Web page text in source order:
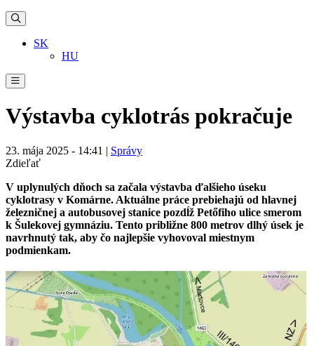
SK
HU
Výstavba cyklotrás pokračuje
23. mája 2025 - 14:41 | Správy
Zdieľať
V uplynulých dňoch sa začala výstavba ďalšieho úseku
cyklotrasy v Komárne. Aktuálne práce prebiehajú od hlavnej
železničnej a autobusovej stanice pozdĺž Petőfiho ulice smerom
k Šulekovej gymnáziu. Tento približne 800 metrov dlhý úsek je
navrhnutý tak, aby čo najlepšie vyhovoval miestnym
podmienkam.